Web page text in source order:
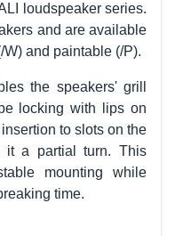
loudspeaker series.
and are available
and paintable (/P).
the speakers' grill
locking with lips on
to slots on the
it a partial turn. This
mounting while
time.